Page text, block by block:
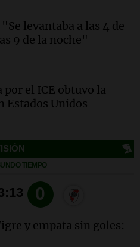
limpiaron 9.000
la servilleta que
Barcelona
"Sin Jorge, no sé si
adonde llegó"
levantaba a las 4 de
9 de la noche"
el ICE obtuvo la
Estados Unidos
y empata sin goles: